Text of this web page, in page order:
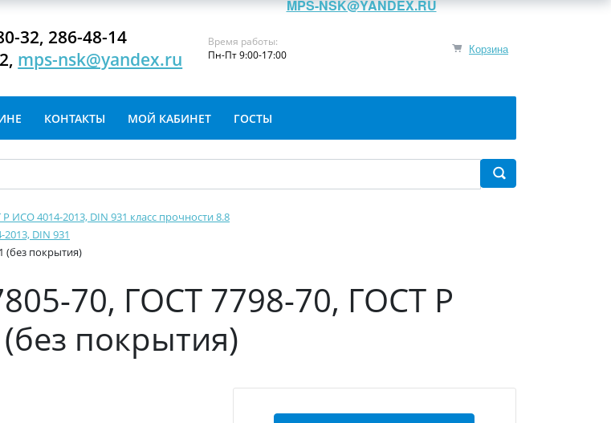
Корзина
32, 286-48-14
mps-nsk@yandex.ru
Время работы:
Пн-Пт 9:00-17:00
КОНТАКТЫ МОЙ КАБИНЕТ ГОСТЫ
ИСО 4014-2013, DIN 931 класс прочности 8.8
DIN 931
(без покрытия)
70, ГОСТ 7798-70, ГОСТ Р
покрытия)
MPS-NSK@YANDEX.RU